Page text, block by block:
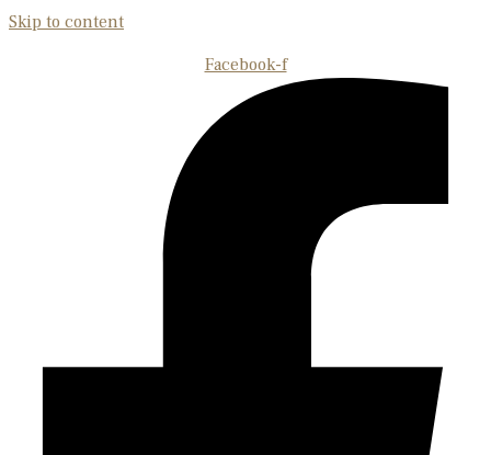
Skip to content
Facebook-f